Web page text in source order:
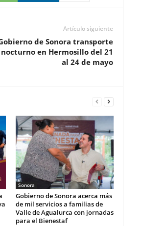
Artículo siguiente
de Sonora transporte
en Hermosillo del 21
al 24 de mayo
Sonora
Gobierno de Sonora acerca más
de mil servicios a familias de
Valle de Agualurca con jornadas
para el Bienestaf